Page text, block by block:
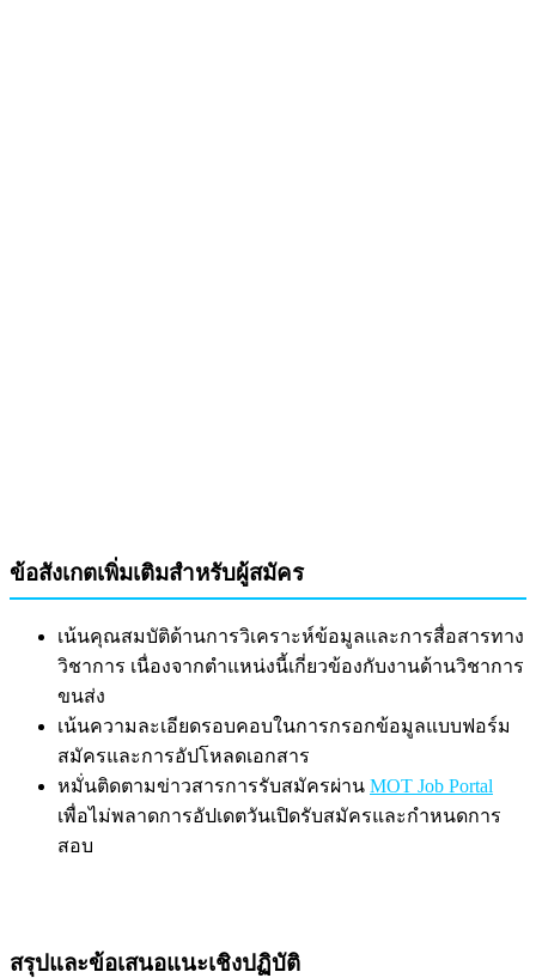
ข้อสังเกตเพิ่มเติมสำหรับผู้สมัคร
เน้นคุณสมบัติด้านการวิเคราะห์ข้อมูลและการสื่อสารทาง
วิชาการ เนื่องจากตำแหน่งนี้เกี่ยวข้องกับงานด้านวิชาการ
ขนส่ง
เน้นความละเอียดรอบคอบในการกรอกข้อมูลแบบฟอร์ม
สมัครและการอัปโหลดเอกสาร
หมั่นติดตามข่าวสารการรับสมัครผ่าน MOT Job Portal
เพื่อไม่พลาดการอัปเดตวันเปิดรับสมัครและกำหนดการ
สอบ
สรุปและข้อเสนอแนะเชิงปฏิบัติ